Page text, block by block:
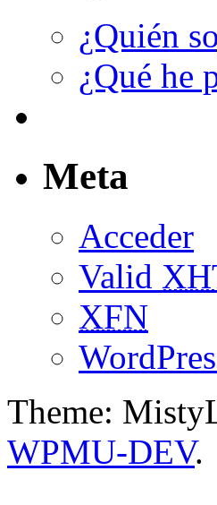
¿Quién
¿Qué he
Meta
Acceder
Valid
XFN
Theme:
WPMU-DEV.